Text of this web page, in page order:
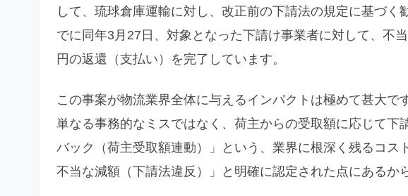
して、琉球倉庫運輸に対し、改正前の下請法の規定に基づく
でに同年3月27日、対象となった下請け事業者に対して、不
円の返還（支払い）を完了しています。
この事案が物流業界全体に与えるインパクトは極めて甚大で
単なる事務的なミスではなく、荷主からの受取額に応じて下
バック（荷主受取額連動）」という、業界に根深く残るコス
不当な減額（下請法違反）」と明確に認定された点にあるか